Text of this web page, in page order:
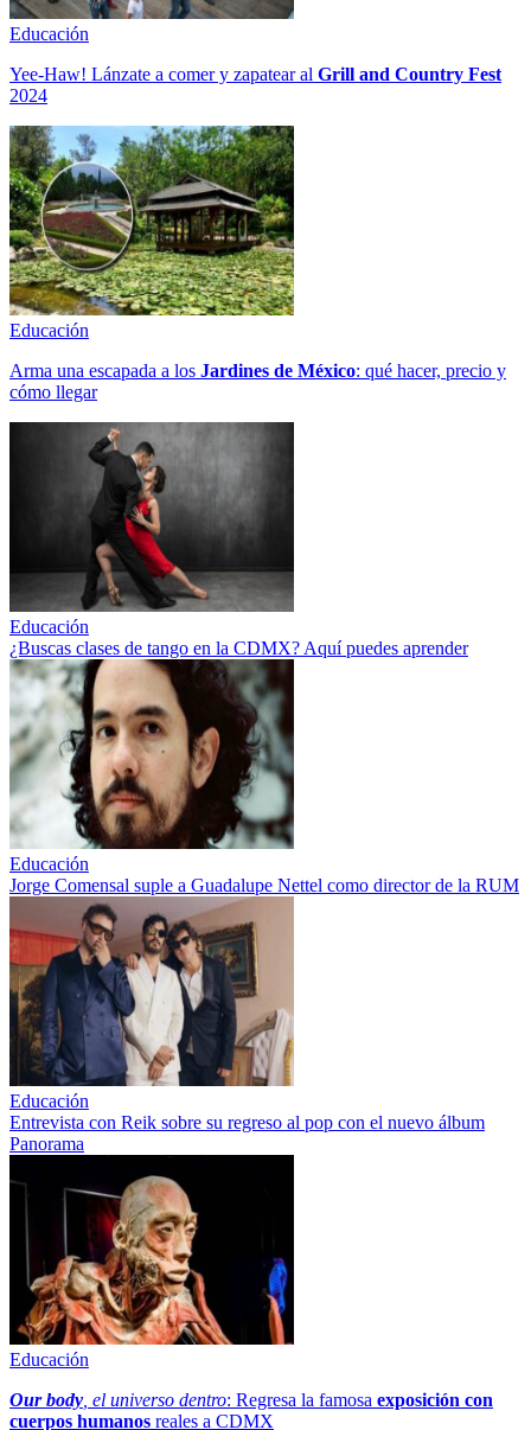
Educación
Yee-Haw! Lánzate a comer y zapatear al Grill and Country Fest
2024
Educación
Arma una escapada a los Jardines de México: qué hacer, precio y
cómo llegar
Educación
¿Buscas clases de tango en la CDMX? Aquí puedes aprender
Educación
Jorge Comensal suple a Guadalupe Nettel como director de la RUM
Educación
Entrevista con Reik sobre su regreso al pop con el nuevo álbum
Panorama
Educación
Our body , el universo dentro: Regresa la famosa exposición con
cuerpos humanos reales a CDMX